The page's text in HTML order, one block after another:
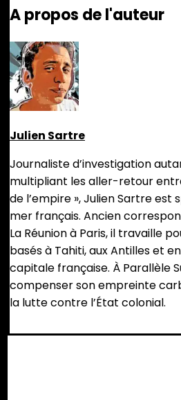
A propos de l'auteur
Julien Sartre
Journaliste d’investigation
multipliant les aller-retour
de l’empire », Julien Sartre est
mer français. Ancien
La Réunion à Paris, il travaille
basés à Tahiti, aux Antilles et
capitale française. À Parallèle
compenser son empreinte
la lutte contre l’État colonial.